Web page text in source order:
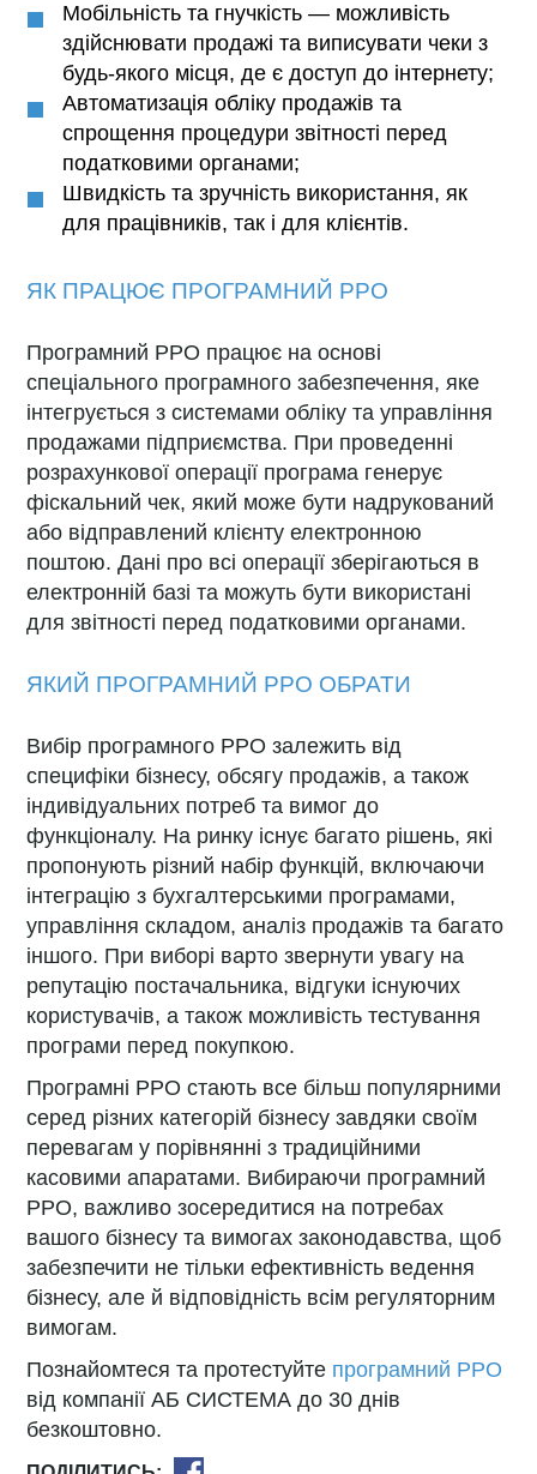
Мобільність та гнучкість — можливість
здійснювати продажі та виписувати чеки з
будь-якого місця, де є доступ до інтернету;
Автоматизація обліку продажів та
спрощення процедури звітності перед
податковими органами;
Швидкість та зручність використання, як
для працівників, так і для клієнтів.
ЯК ПРАЦЮЄ ПРОГРАМНИЙ РРО
Програмний РРО працює на основі
спеціального програмного забезпечення, яке
інтегрується з системами обліку та управління
продажами підприємства. При проведенні
розрахункової операції програма генерує
фіскальний чек, який може бути надрукований
або відправлений клієнту електронною
поштою. Дані про всі операції зберігаються в
електронній базі та можуть бути використані
для звітності перед податковими органами.
ЯКИЙ ПРОГРАМНИЙ РРО ОБРАТИ
Вибір програмного РРО залежить від
специфіки бізнесу, обсягу продажів, а також
індивідуальних потреб та вимог до
функціоналу. На ринку існує багато рішень, які
пропонують різний набір функцій, включаючи
інтеграцію з бухгалтерськими програмами,
управління складом, аналіз продажів та багато
іншого. При виборі варто звернути увагу на
репутацію постачальника, відгуки існуючих
користувачів, а також можливість тестування
програми перед покупкою.
Програмні РРО стають все більш популярними
серед різних категорій бізнесу завдяки своїм
перевагам у порівнянні з традиційними
касовими апаратами. Вибираючи програмний
РРО, важливо зосередитися на потребах
вашого бізнесу та вимогах законодавства, щоб
забезпечити не тільки ефективність ведення
бізнесу, але й відповідність всім регуляторним
вимогам.
Познайомтеся та протестуйте програмний РРО
від компанії АБ СИСТЕМА до 30 днів
безкоштовно.